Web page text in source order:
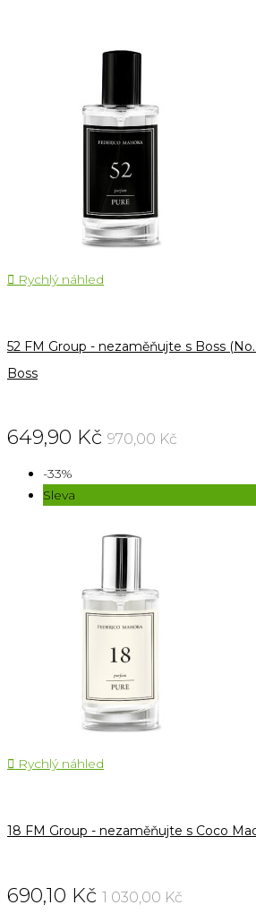
 Rychlý náhled
52 FM Group - nezaměňujte s Boss
Boss
649,90 Kč 970,00 Kč
-33%
Sleva
 Rychlý náhled
18 FM Group - nezaměňujte s Coco
690,10 Kč 1 030,00 Kč